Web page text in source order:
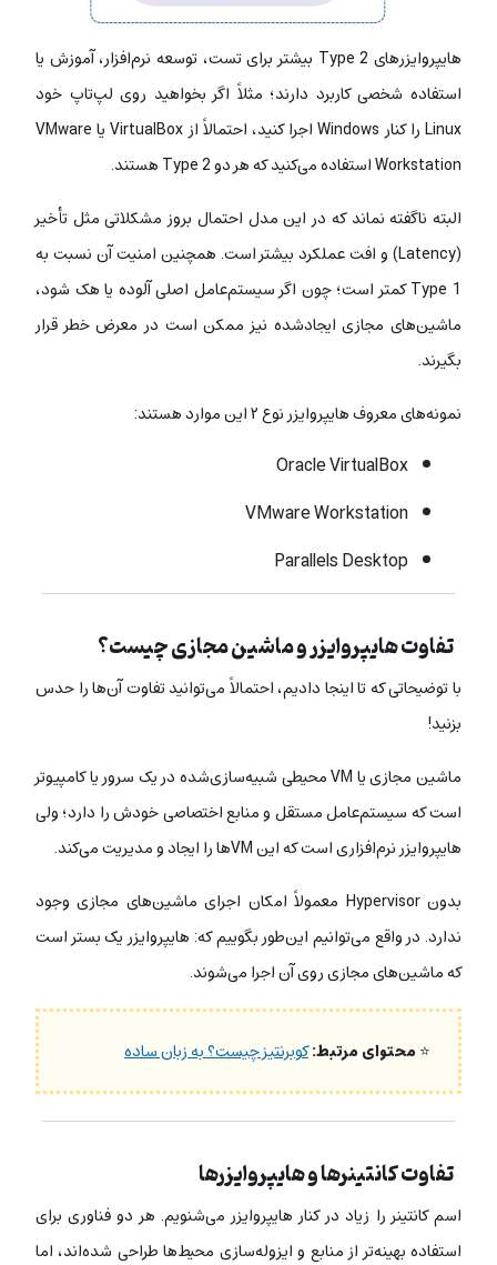
هایپروایزرهای Type 2 بیشتر برای تست، توسعه نرم‌افزار، آموزش یا
استفاده شخصی کاربرد دارند؛ مثلاً اگر بخواهید روی لپ‌تاپ خود
Linux را کنار Windows اجرا کنید، احتمالاً از VirtualBox یا VMware
Workstation استفاده می‌کنید که هر دو Type 2 هستند.
البته ناگفته نماند که در این مدل احتمال بروز مشکلاتی مثل تأخیر
(Latency) و افت عملکرد بیشتر است.
همچنین امنیت آن نسبت به
Type 1 کمتر است؛ چون اگر سیستم‌عامل اصلی آلوده یا هک شود،
ماشین‌های مجازی ایجادشده نیز ممکن است در معرض خطر قرار
بگیرند.
نمونه‌های معروف هایپروایزر نوع ۲ این موارد هستند:
Oracle VirtualBox
VMware Workstation
Parallels Desktop
تفاوت هایپروایزر و ماشین مجازی چیست؟
با توضیحاتی که تا اینجا دادیم، احتمالاً می‌توانید تفاوت آن‌ها را حدس
بزنید!
ماشین مجازی یا VM محیطی شبیه‌سازی‌شده در یک سرور یا کامپیوتر
است که سیستم‌عامل مستقل و منابع اختصاصی خودش را دارد؛ ولی
هایپروایزر نرم‌افزاری است که این VMها را ایجاد و مدیریت می‌کند.
بدون Hypervisor معمولاً امکان اجرای ماشین‌های مجازی وجود
ندارد. در واقع می‌توانیم این‌طور بگوییم که: هایپروایزر یک بستر است
که ماشین‌های مجازی روی آن اجرا می‌شوند.
⭐محتوای مرتبط:کوبرنتیز چیست؟ به زبان ساده
تفاوت کانتینرها و هایپروایزرها
اسم کانتینر را زیاد در کنار هایپروایزر می‌شنویم. هر دو فناوری برای
استفاده بهینه‌تر از منابع و ایزوله‌سازی محیط‌ها طراحی شده‌اند، اما